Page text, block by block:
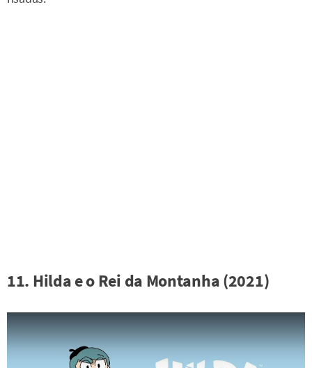
11. Hilda e o Rei da Montanha (2021)